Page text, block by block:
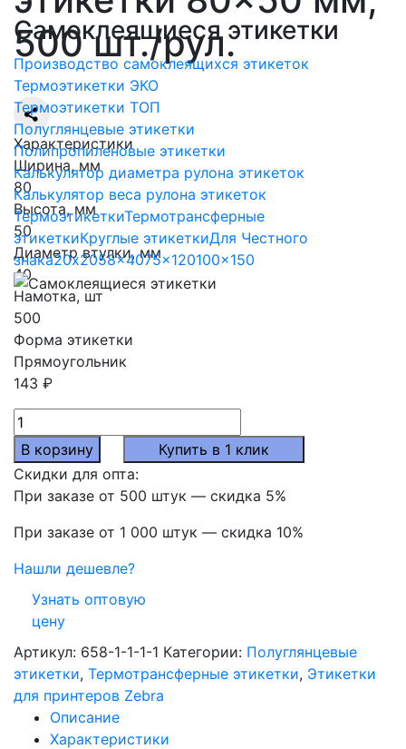
Самоклеящиеся этикетки
Производство самоклеящихся этикеток
Термоэтикетки ЭКО
Термоэтикетки ТОП
Полуглянцевые этикетки
Полипропиленовые этикетки
Калькулятор диаметра рулона этикеток
Калькулятор веса рулона этикеток
ТермоэтикеткиТермотрансферные
этикеткиКруглые этикеткиДля Честного
знака20x2058x4075x120100x150
500 шт./рул.
Характеристики
Ширина, мм
80
Высота, мм
50
Диаметр втулки, мм
40
Намотка, шт
500
Форма этикетки
Прямоугольник
143 ₽
Количество
товара
Термотрансферные
полуглянцевые
этикетки
80x50
500
шт./
рул.
В корзину
Купить в 1 клик
Скидки для опта:
При заказе от 500 штук — скидка 5%
При заказе от 1 000 штук — скидка 10%
Нашли дешевле?
Узнать оптовую
цену
Артикул: 658-1-1-1-1 Категории: Полуглянцевые
этикетки, Термотрансферные этикетки, Этикетки
для принтеров Zebra
Описание
Характеристики